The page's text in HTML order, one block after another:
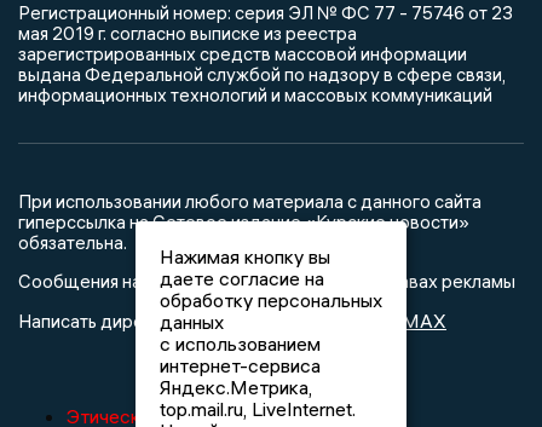
Регистрационный номер: серия ЭЛ № ФС 77 - 75746 от 23
мая 2019 г. согласно выписке из реестра
зарегистрированных средств массовой информации
выдана Федеральной службой по надзору в сфере связи,
информационных технологий и массовых коммуникаций
При использовании любого материала с данного сайта
гиперссылка на Сетевое издание «Курские новости»
обязательна.
Сообщения на сером фоне размещены на правах рекламы
Написать директору в телеграм
MAX
Этическая политика изданий
Нажимая кнопку вы
даете согласие на
обработку персональных
данных
с использованием
интернет-сервиса
Яндекс.Метрика,
top.mail.ru, LiveInternet.